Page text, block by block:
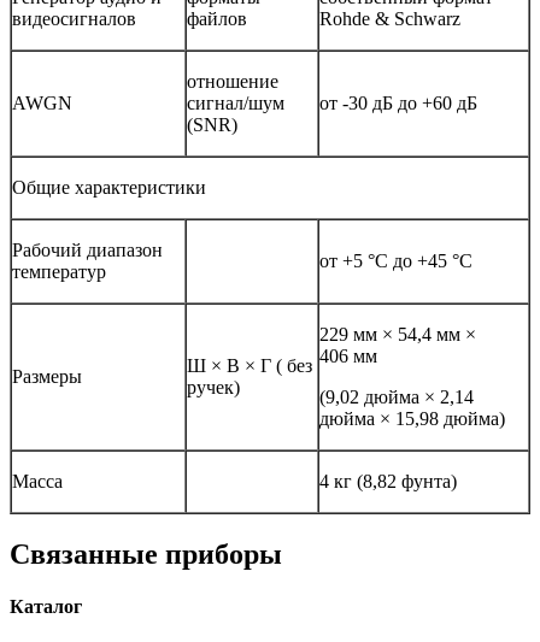
видеосигналов
файлов
Rohde & Schwarz
AWGN
отношение
сигнал/шум
(SNR)
от -30 дБ до +60 дБ
Общие характеристики
Рабочий диапазон
температур
от +5 °С до +45 °C
Размеры
Ш × В × Г ( без
ручек)
229 мм × 54,4 мм ×
406 мм
(9,02 дюйма × 2,14
дюйма × 15,98 дюйма)
Масса 4 кг (8,82 фунта)
Связанные приборы
Каталог